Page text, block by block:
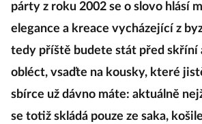
párty z roku 2002 se o slovo hlásí
elegance a kreace vycházející z
tedy příště budete stát před skříní
obléct, vsaďte na kousky, které
sbírce už dávno máte: aktuálně
se totiž skládá pouze ze saka,